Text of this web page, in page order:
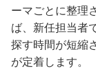
ーマごとに整理
ば、新任担当者
探す時間が短縮
が定着します。